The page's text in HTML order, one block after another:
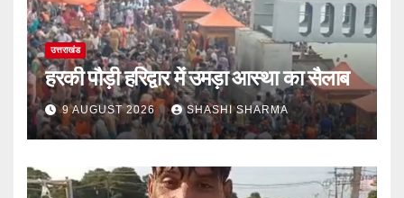
उत्तराखंड
हरकी पौड़ी हरिद्वार में उमड़ा आस्था का सैलाब
9 AUGUST 2026 SHASHI SHARMA